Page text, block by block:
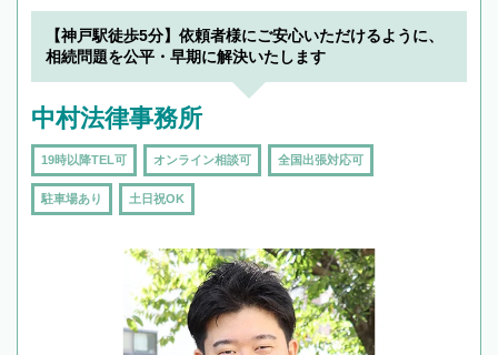
【神戸駅徒歩5分】依頼者様にご安心いただけるように、
相続問題を公平・早期に解決いたします
中村法律事務所
19時以降TEL可 オンライン相談可 全国出張対応可
駐車場あり 土日祝OK